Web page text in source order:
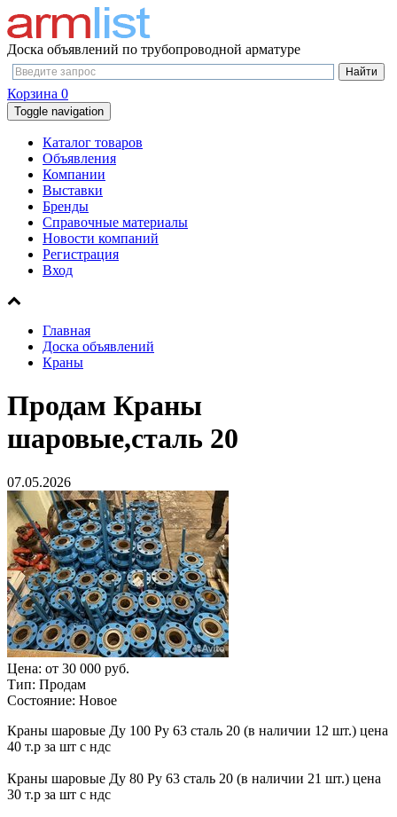
Доска объявлений по трубопроводной арматуре
Корзина 0
Toggle navigation
Каталог товаров
Объявления
Компании
Выставки
Бренды
Справочные материалы
Новости компаний
Регистрация
Вход
Главная
Доска объявлений
Краны
Продам Краны
шаровые,сталь 20
07.05.2026
Цена: от 30 000 руб.
Тип: Продам
Состояние: Новое
Краны шаровые Ду 100 Ру 63 сталь 20 (в наличии 12 шт.) цена
40 т.р за шт с ндс
Краны шаровые Ду 80 Ру 63 сталь 20 (в наличии 21 шт.) цена
30 т.р за шт с ндс